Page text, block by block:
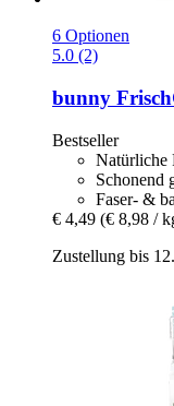
6 Optionen
5.0 (2)
bunny
Bestseller
Natürliche
Schonend
Faser- &
€ 4,49 (€ 8,98 /
Zustellung bis